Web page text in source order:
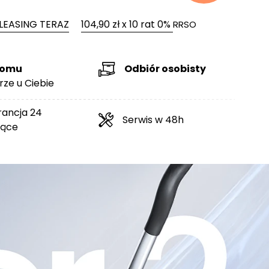
TERAZ 104,90 zł x 10 rat 0%RRSO
u Ciebie
Odbiór osobisty
24
Serwis w 48h